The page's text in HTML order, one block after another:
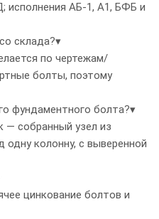
АБ-1, А1, БФБ и
склада?▾
по чертежам/
болты, поэтому
фундаментного болта?▾
собранный узел из
одну колонну, с выверенной
цинкование болтов и